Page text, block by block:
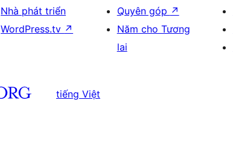
Nhà phát triển
WordPress.tv ↗
Quyên góp ↗
Năm cho Tương
lai
tiếng Việt